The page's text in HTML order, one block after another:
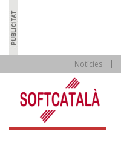
Notícies